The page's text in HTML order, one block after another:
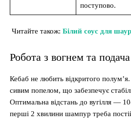
поступово.
Читайте також: Білий соус для
Робота з вогнем та подача
Кебаб не любить відкритого
сивим попелом, що забезпечує
Оптимальна відстань до вугілля —
перші 2 хвилини шампур треба